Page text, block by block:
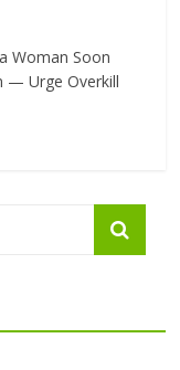
Woman Soon
— Urge Overkill